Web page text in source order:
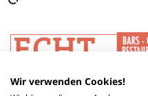
Wir verwenden Cookies!